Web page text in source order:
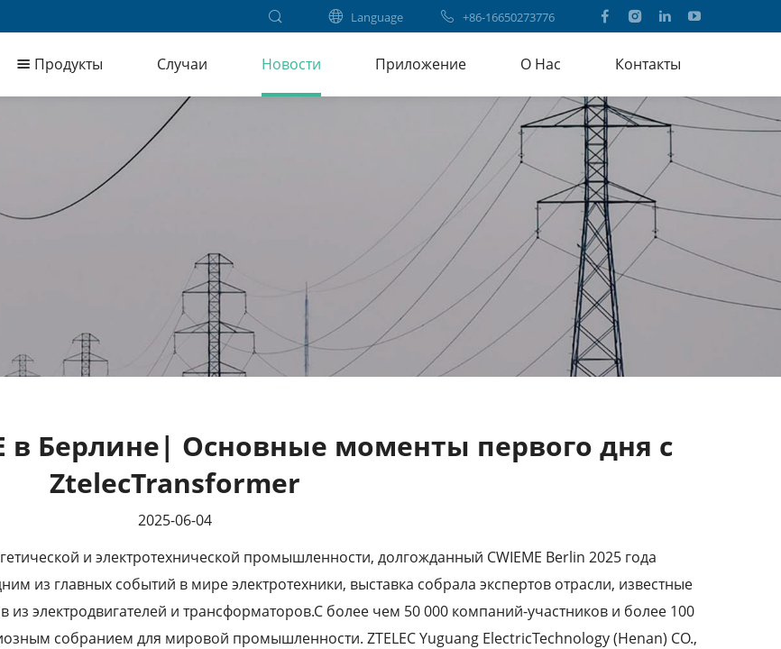
Language +86-16650273776
Продукты Случаи Новости Приложение О Нас Контакты
в Берлине| Основные моменты первого дня с
ZtelecTransformer
2025-06-04
и электротехнической промышленности, долгожданный CWIEME Berlin 2025 года
из главных событий в мире электротехники, выставка собрала экспертов отрасли, известные
из электродвигателей и трансформаторов.С более чем 50 000 компаний-участников и более 100
собранием для мировой промышленности. ZTELEC Yuguang ElectricTechnology (Henan) CO.,